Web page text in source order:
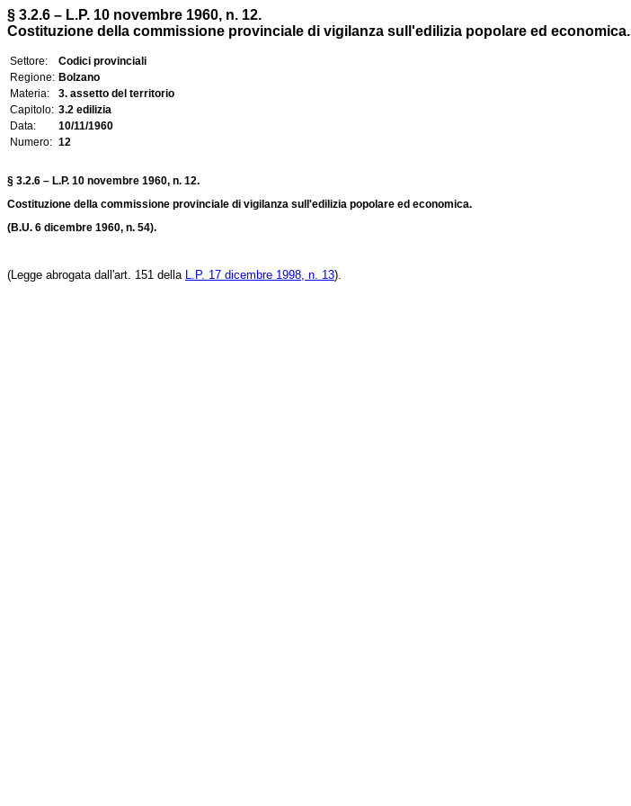
§ 3.2.6 – L.P. 10 novembre 1960, n. 12.
Costituzione della commissione provinciale di vigilanza sull'edilizia popolare ed economica.
Settore:
Codici provinciali
Regione: Bolzano
Materia:
3. assetto del territorio
Capitolo: 3.2 edilizia
Data:
10/11/1960
Numero: 12
§ 3.2.6 – L.P. 10 novembre 1960, n. 12.
Costituzione della commissione provinciale di vigilanza sull'edilizia popolare ed economica.
(B.U. 6 dicembre 1960, n. 54).
(Legge abrogata dall'art. 151 della L.P. 17 dicembre 1998, n. 13).